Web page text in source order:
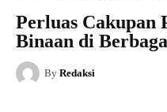
Perluas Cakupan
Binaan di
By Redaksi